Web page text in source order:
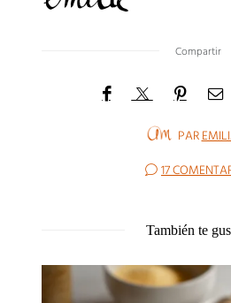
Compartir
PAR
17
También te